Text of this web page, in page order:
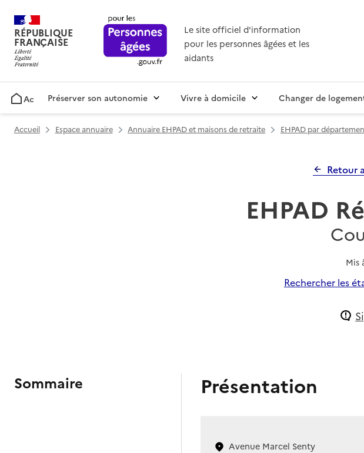
RÉPUBLIQUE
FRANÇAISE
Le site officiel d'information
pour les personnes âgées et les
aidants
AccueilPréserver son autonomie Vivre à domicile Changer de
Accueil Espace annuaire Annuaire EHPAD et maisons de retraite EHPAD par
Retour
EHPAD
Mis
Rechercher les
Sommaire Présentation
Avenue Marcel Senty